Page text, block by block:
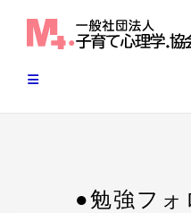
●勉強フォ